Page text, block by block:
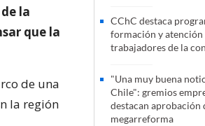
la
que la
de una
la región
CChC destaca
formación y atención
trabajadores de la
"Una muy buena
Chile": gremios
destacan aprobación
megarreforma